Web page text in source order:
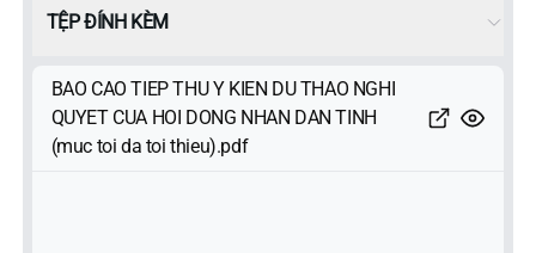
TỆP ĐÍNH KÈM
BAO CAO TIEP THU Y KIEN DU THAO NGHI
QUYET CUA HOI DONG NHAN DAN TINH
(muc toi da toi thieu).pdf